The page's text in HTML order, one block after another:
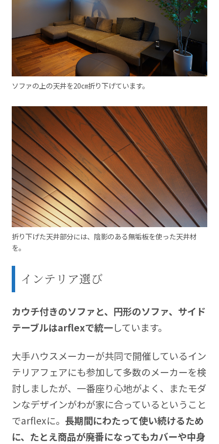
ソファの上の天井を20㎝折り下げています。
折り下げた天井部分には、陰影のある無垢板を使った天井材
を。
インテリア選び
カウチ付きのソファと、円形のソファ、サイド
テーブルはarflexで統一しています。
大手ハウスメーカーが共同で開催しているイン
テリアフェアにも参加して多数のメーカーを検
討しましたが、一番座り心地がよく、またモダ
ンなデザインがわが家に合っているということ
でarflexに。 長期間にわたって使い続けるため
に、たとえ商品が廃番になってもカバーや中身